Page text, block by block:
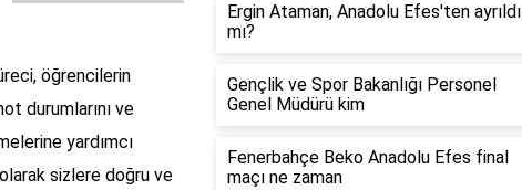
öğrencilerin
durumlarını ve
yardımcı
sizlere doğru ve
Ergin Ataman, Anadolu Efes'ten ayrıldı
mı?
Gençlik ve Spor Bakanlığı Personel
Genel Müdürü kim
Fenerbahçe Beko Anadolu Efes final
maçı ne zaman